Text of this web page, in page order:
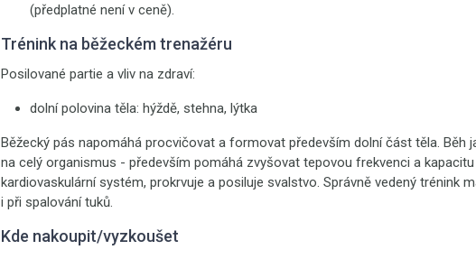
(předplatné není v ceně).
Trénink na běžeckém trenažéru
Posilované partie a vliv na zdraví:
dolní polovina těla: hýždě, stehna, lýtka
Běžecký pás napomáhá procvičovat a formovat především dolní část těla. Běh
na celý organismus - především pomáhá zvyšovat tepovou frekvenci a kapacitu
kardiovaskulární systém, prokrvuje a posiluje svalstvo. Správně vedený trénink
i při spalování tuků.
Kde nakoupit/vyzkoušet